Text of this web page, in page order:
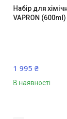
Набір для
VAPRON (600ml)
1 995 ₴
В наявності